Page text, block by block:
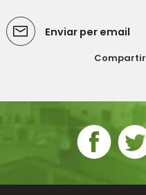
Enviar per email
Compartir